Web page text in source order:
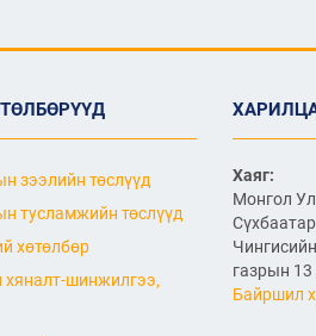
2026/07/06
зээлийн төслүүд
тусламжийн төслүүд
хөтөлбөр
хяналт-шинжилгээ,
Хаяг:
Монгол
газрын 13
Байршил